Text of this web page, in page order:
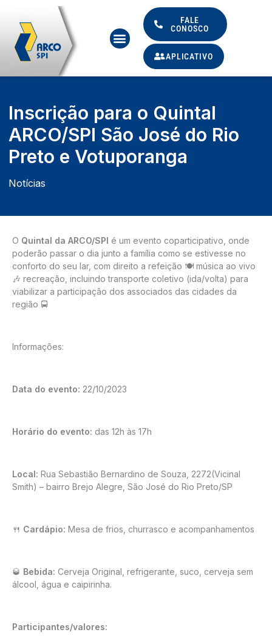
conteúdo
Menu
FALE
CONOSCO
APLICATIVO
Inscrição para o Quintal
ARCO/SPI São José do Rio
Preto e Votuporanga
Notícias
O Quintal da ARCO/SPI é um evento coparticipativo, onde
poderão passar o dia junto a família como se estivesse no
conforto do seu lar, com direito a refeição 🍽️ música ao vivo
🎶 recreação, incluindo transporte coletivo (ida/volta) para
viabilizar a participação dos associados das cidades da
região 🚍
Informações:
Data do evento: 22/10/2023
Horário do evento: das 12h às 17h
Local: Rua Sebastião Bernardino de Souza, 2272(Vicinal
Smith) – bairro Brejo Alegre, São José do Rio Preto/SP
🍴 Cardápio: Mesa de frios, churrasco e acompanhamentos
🥃 Bebida: Cerveja Original, refrigerante, suco, cerveja sem
álcool, água e caipirinha.
Participantes/valores: